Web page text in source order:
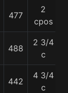
477
2
cpos
488
2 3/4
c
442
4 3/4
c